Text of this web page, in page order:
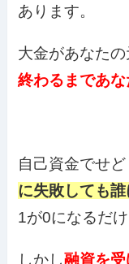
あります。
大金があなた
終わるまであ
自己資金でせ
に失敗しても誰
1が0になるだ
しかし融資を